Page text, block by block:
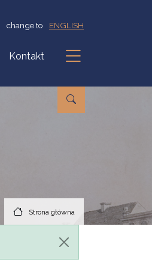
change to ENGLISH
Kontakt
Podmenu
Strona główna